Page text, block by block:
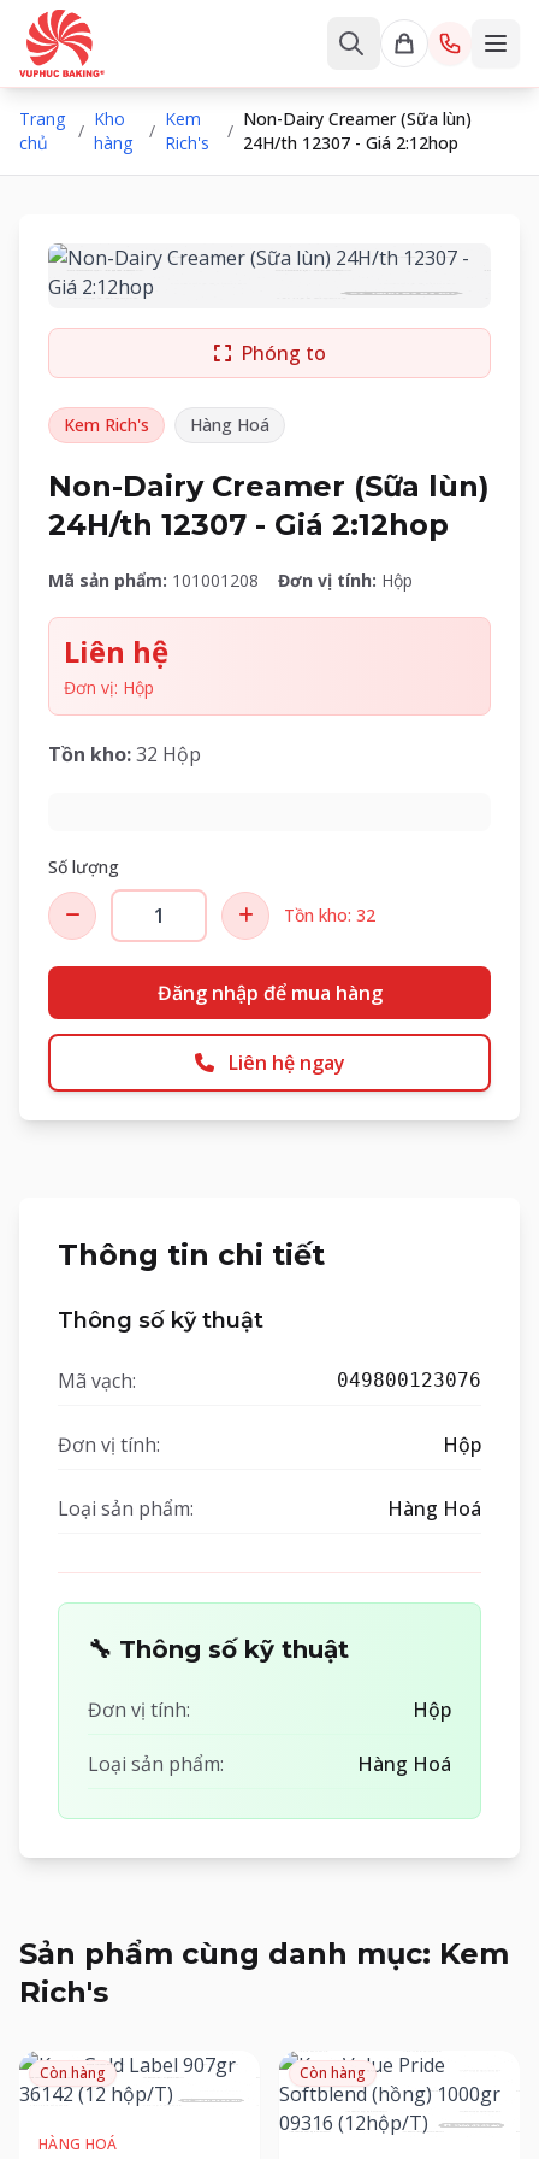
Trang
chủ
/
Kho
hàng
/
Kem
Rich's
/
Non-Dairy Creamer (Sữa lùn)
24H/th 12307 - Giá 2:12hop
Phóng to
Kem Rich's Hàng Hoá
Non-Dairy Creamer (Sữa lùn)
24H/th 12307 - Giá 2:12hop
Mã sản phẩm: 101001208 Đơn vị tính: Hộp
Liên hệ
Đơn vị: Hộp
Tồn kho:32 Hộp
Số lượng
Tồn kho: 32
Đăng nhập để mua hàng
Liên hệ ngay
Thông tin chi tiết
Thông số kỹ thuật
Mã vạch: 049800123076
Đơn vị tính: Hộp
Loại sản phẩm: Hàng Hoá
🔧 Thông số kỹ thuật
Đơn vị tính: Hộp
Loại sản phẩm: Hàng Hoá
Sản phẩm cùng danh mục: Kem
Rich's
Còn hàng
HÀNG HOÁ
Còn hàng